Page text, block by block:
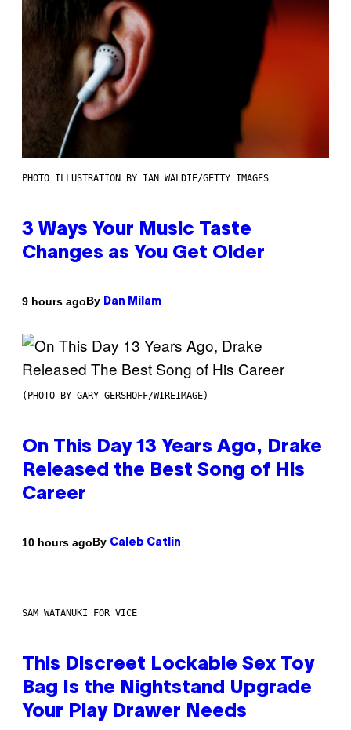
PHOTO ILLUSTRATION BY IAN WALDIE/GETTY IMAGES
3 Ways Your Music Taste
Changes as You Get Older
9 hours agoBy Dan Milam
(PHOTO BY GARY GERSHOFF/WIREIMAGE)
On This Day 13 Years Ago, Drake
Released the Best Song of His
Career
10 hours agoBy Caleb Catlin
SAM WATANUKI FOR VICE
This Discreet Lockable Sex Toy
Bag Is the Nightstand Upgrade
Your Play Drawer Needs